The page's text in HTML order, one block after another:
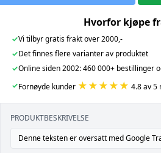
Hvorfor kjøpe
✓Vi tilbyr gratis frakt over 2000,-
✓Det finnes flere varianter av produktet
✓Online siden 2002: 460 000+ bestillinger
✓Fornøyde kunder ★★★★★ 4.8 av 5
PRODUKTBESKRIVELSE
Denne teksten er oversatt med Google